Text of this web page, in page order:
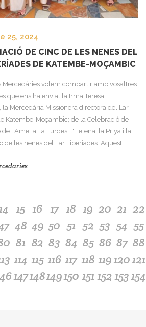
25, 2024
DE CINC DE LES NENES DEL
DE KATEMBE-MOÇAMBIC
Mercedàries volem compartir amb vosaltres
que ens ha enviat la Irma Teresa
la Mercedària Missionera directora del Lar
Katembe-Moçambic; de la Celebració de
l'Amelia, la Lurdes, l'Helena, la Priya i la
de les nenes del Lar Tiberiades. Aquest...
15 16 17 18 19 20 21 22
48 49 50 51 52 53 54 55
81 82 83 84 85 86 87 88
114 115 116 117 118 119120121
147148149150 151 152153154